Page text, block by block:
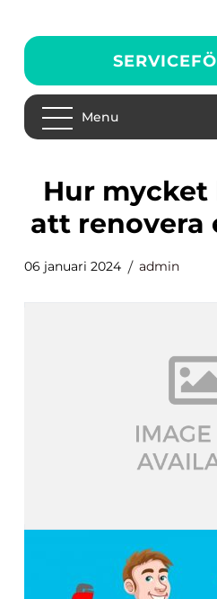
Menu
hur mycket kostar det
att renovera
06 januari 2024 admin